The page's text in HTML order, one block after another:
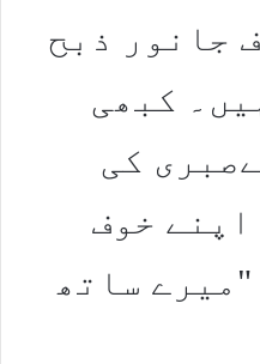
جانور ذبح
کبھی
کی
اپنے خوف
ساتھ